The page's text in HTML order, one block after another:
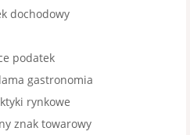
dochodowy
podatek
gastronomia
rynkowe
znak towarowy